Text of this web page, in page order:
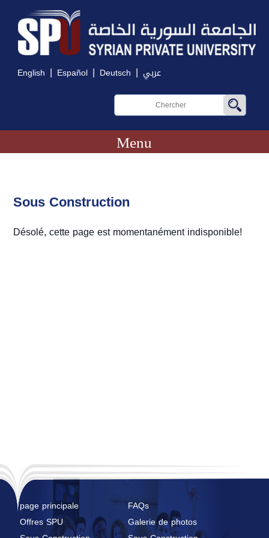
English | Español | Deutsch | عربي
Menu
Sous Construction
Désolé, cette page est momentanément indisponible!
page principale
FAQs
Offres SPU
Galerie de photos